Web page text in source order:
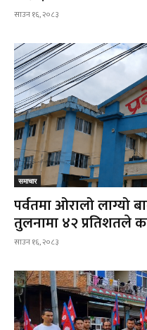
साउन १६, २०८३
समाचार
पर्वतमा ओरालो लाग्यो
तुलनामा ४२ प्रतिशतले
साउन १६, २०८३